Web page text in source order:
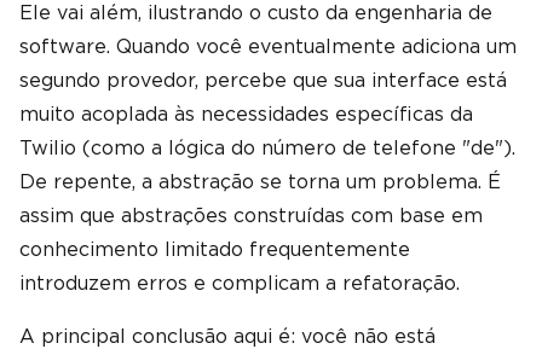
Ele vai além, ilustrando o custo da engenharia de
software. Quando você eventualmente adiciona um
segundo provedor, percebe que sua interface está
muito acoplada às necessidades específicas da
Twilio (como a lógica do número de telefone "de").
De repente, a abstração se torna um problema. É
assim que abstrações construídas com base em
conhecimento limitado frequentemente
introduzem erros e complicam a refatoração.
A principal conclusão aqui é: você não está